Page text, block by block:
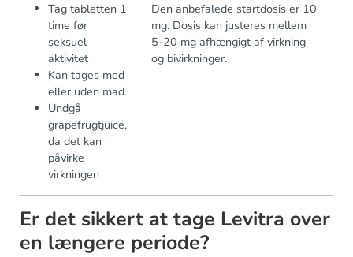
Tag tabletten 1
time før
seksuel
aktivitet
Kan tages med
eller uden mad
Undgå
grapefrugtjuice,
da det kan
påvirke
virkningen
Den anbefalede startdosis er 10
mg. Dosis kan justeres mellem
5-20 mg afhængigt af virkning
og bivirkninger.
Er det sikkert at tage Levitra over
en længere periode?